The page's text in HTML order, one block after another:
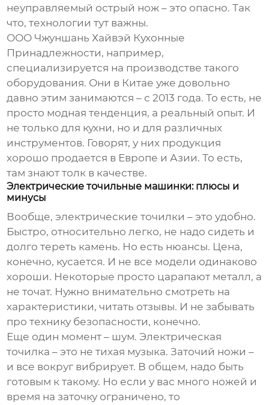
неуправляемый острый нож – это опасно. Так
что, технологии тут важны.
ООО Чжуншань Хайвэй Кухонные
Принадлежности, например,
специализируется на производстве такого
оборудования. Они в Китае уже довольно
давно этим занимаются – с 2013 года. То есть, не
просто модная тенденция, а реальный опыт. И
не только для кухни, но и для различных
инструментов. Говорят, у них продукция
хорошо продается в Европе и Азии. То есть,
там знают толк в качестве.
Электрические точильные машинки: плюсы и
минусы
Вообще, электрические точилки – это удобно.
Быстро, относительно легко, не надо сидеть и
долго тереть камень. Но есть нюансы. Цена,
конечно, кусается. И не все модели одинаково
хороши. Некоторые просто царапают металл, а
не точат. Нужно внимательно смотреть на
характеристики, читать отзывы. И не забывать
про технику безопасности, конечно.
Еще один момент – шум. Электрическая
точилка – это не тихая музыка. Заточий ножи –
и все вокруг вибрирует. В общем, надо быть
готовым к такому. Но если у вас много ножей и
время на заточку ограничено, то